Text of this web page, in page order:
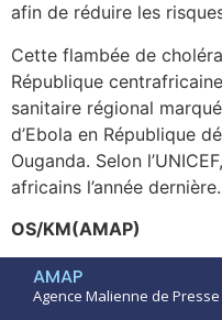
afin de réduire les
Cette flambée de
République
sanitaire régional
d’Ebola en République
Ouganda. Selon
africains l’année dernière.
OS/KM(AMAP)
AMAP
Agence Malienne de